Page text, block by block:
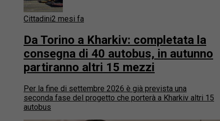
Cittadini2 mesi fa
Da Torino a Kharkiv: completata la
consegna di 40 autobus, in autunno
partiranno altri 15 mezzi
Per la fine di settembre 2026 è già prevista una
seconda fase del progetto che porterà a Kharkiv altri 15
autobus